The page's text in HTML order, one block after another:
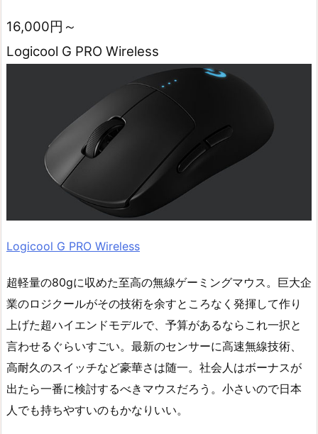
16,000円～
Logicool G PRO Wireless
Logicool G PRO Wireless
超軽量の80gに収めた至高の無線ゲーミングマウス。巨大企
業のロジクールがその技術を余すところなく発揮して作り
上げた超ハイエンドモデルで、予算があるならこれ一択と
言わせるぐらいすごい。最新のセンサーに高速無線技術、
高耐久のスイッチなど豪華さは随一。社会人はボーナスが
出たら一番に検討するべきマウスだろう。小さいので日本
人でも持ちやすいのもかなりいい。